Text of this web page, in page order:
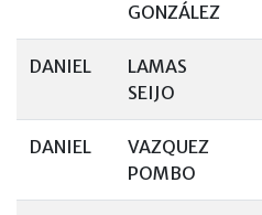
GONZÁLEZ
DANIEL
LAMAS
SEIJO
DANIEL
VAZQUEZ
POMBO